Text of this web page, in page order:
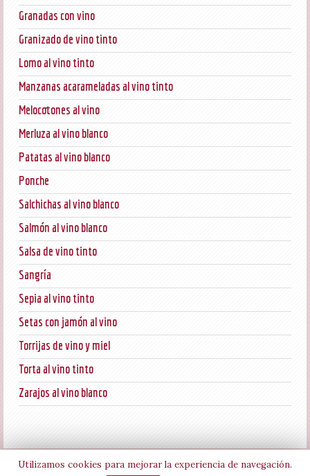
Granadas con vino
Granizado de vino tinto
Lomo al vino tinto
Manzanas acarameladas al vino tinto
Melocotones al vino
Merluza al vino blanco
Patatas al vino blanco
Ponche
Salchichas al vino blanco
Salmón al vino blanco
Salsa de vino tinto
Sangría
Sepia al vino tinto
Setas con jamón al vino
Torrijas de vino y miel
Torta al vino tinto
Zarajos al vino blanco
Utilizamos cookies para mejorar la experiencia de navegación.